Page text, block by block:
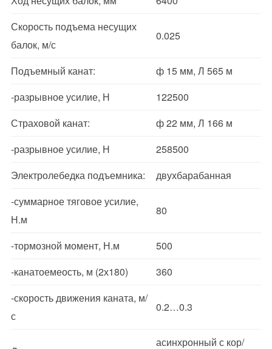
Скорость подъема несущих
балок, м/с
0.025
Подъемный канат:
ф 15 мм, Л 565 м
-разрывное усилие, Н
122500
Страховой канат:
ф 22 мм, Л 166 м
-разрывное усилие, Н
258500
Электролебедка подъемника:
двухбарабанная
-суммарное тяговое усилие,
Н.м
80
-тормозной момент, Н.м
500
-канатоемеость, м (2х180)
360
-скорость движения каната, м/
с
0.2…0.3
асинхронный с кор/